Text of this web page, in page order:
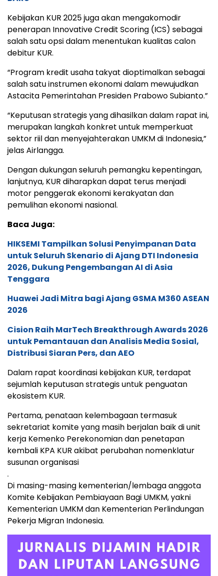
Kebijakan KUR 2025 juga akan mengakomodir
penerapan Innovative Credit Scoring (ICS) sebagai
salah satu opsi dalam menentukan kualitas calon
debitur KUR.
“Program kredit usaha takyat dioptimalkan sebagai
salah satu instrumen ekonomi dalam mewujudkan
Astacita Pemerintahan Presiden Prabowo Subianto.”
“Keputusan strategis yang dihasilkan dalam rapat ini,
merupakan langkah konkret untuk memperkuat
sektor riil dan menyejahterakan UMKM di Indonesia,”
jelas Airlangga.
Dengan dukungan seluruh pemangku kepentingan,
lanjutnya, KUR diharapkan dapat terus menjadi
motor penggerak ekonomi kerakyatan dan
pemulihan ekonomi nasional.
Baca Juga:
HIKSEMI Tampilkan Solusi Penyimpanan Data
untuk Seluruh Skenario di Ajang DTI Indonesia
2026, Dukung Pengembangan AI di Asia
Tenggara
Huawei Jadi Mitra bagi Ajang GSMA M360 ASEAN
2026
Cision Raih MarTech Breakthrough Awards 2026
untuk Pemantauan dan Analisis Media Sosial,
Distribusi Siaran Pers, dan AEO
Dalam rapat koordinasi kebijakan KUR, terdapat
sejumlah keputusan strategis untuk penguatan
ekosistem KUR.
Pertama, penataan kelembagaan termasuk
sekretariat komite yang masih berjalan baik di unit
kerja Kemenko Perekonomian dan penetapan
kembali KPA KUR akibat perubahan nomenklatur
susunan organisasi
.
Di masing-masing kementerian/lembaga anggota
Komite Kebijakan Pembiayaan Bagi UMKM, yakni
Kementerian UMKM dan Kementerian Perlindungan
Pekerja Migran Indonesia.